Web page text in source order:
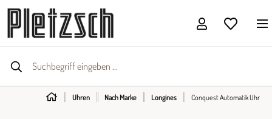
Uhren Nach Marke Longines Conquest Automatik Uhr